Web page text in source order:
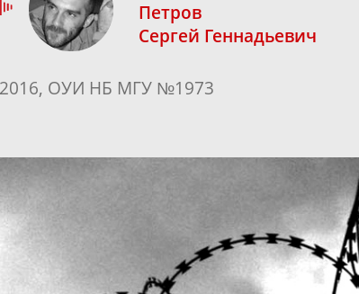
Петров
Сергей Геннадьевич
2016, ОУИ НБ МГУ №1973